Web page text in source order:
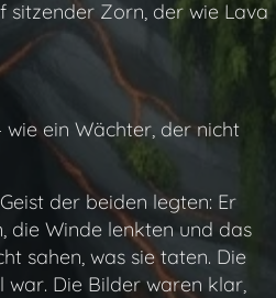
sitzender Zorn, der wie Lava
ein Wächter, der nicht
der beiden legten: Er
die Winde lenkten und das
sahen, was sie taten. Die
war. Die Bilder waren klar,